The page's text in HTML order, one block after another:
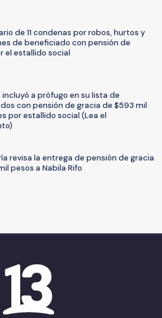
de 11 condenas por robos, hurtos y
de beneficiado con pensión de
el estallido social
a prófugo en su lista de
con pensión de gracia de $593 mil
por estallido social (Lea el
revisa la entrega de pensión de gracia
pesos a Nabila Rifo